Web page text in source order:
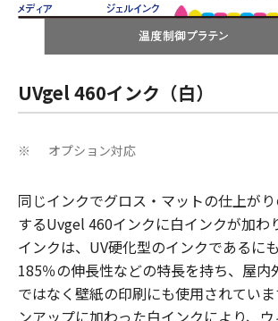
UVgel 460インク（白）
※ オプション対応
同じインクでグロス・マットの仕上が
するUvgel 460インクに白インクが加わ
インクは、UV硬化型のインクであるに
185％の伸長性などの特長を持ち、屋内
ではなく壁紙の印刷にも使用されてい
ンアップに加わった白インクにより、